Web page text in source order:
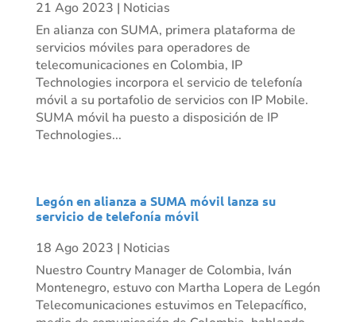
21 Ago 2023 | Noticias
En alianza con SUMA, primera plataforma de
servicios móviles para operadores de
telecomunicaciones en Colombia, IP
Technologies incorpora el servicio de telefonía
móvil a su portafolio de servicios con IP Mobile.
SUMA móvil ha puesto a disposición de IP
Technologies...
Legón en alianza a SUMA móvil lanza su
servicio de telefonía móvil
18 Ago 2023 | Noticias
Nuestro Country Manager de Colombia, Iván
Montenegro, estuvo con Martha Lopera de Legón
Telecomunicaciones estuvimos en Telepacífico,